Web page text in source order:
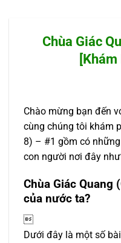
Chùa Giác
Chào mừng bạn đến
cùng chúng tôi khám
8) – #1 gồm có
con người nơi đây
Chùa Giác Quang
của nước ta?

Dưới đây là một số